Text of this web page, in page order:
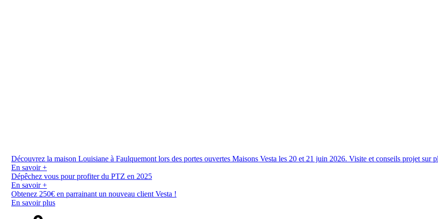
Découvrez la maison Louisiane à Faulquemont lors des portes ouvertes Maisons Vesta les 20 et 21 juin 2026. Visite et conseils projet sur
En savoir +
Dépêchez vous pour profiter du PTZ en 2025
En savoir +
Obtenez 250€ en parrainant un nouveau client Vesta !
En savoir plus